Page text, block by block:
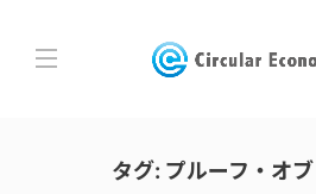
タグ: プルーフ・オ